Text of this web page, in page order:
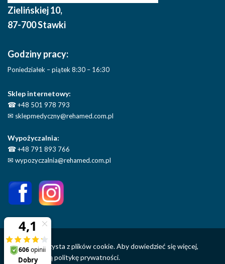
Zielińskiej 10,
87-700 Stawki
Godziny pracy:
Poniedziałek – piątek 8:30 – 16:30
Sklep internetowy:
☎+48 501 978 793
✉ sklepmedyczny@rehamed.com.pl
Wypożyczalnia:
☎+48 791 893 766
✉ wypozyczalnia@rehamed.com.pl
Ta strona korzysta z plików cookie. Aby dowiedzieć się więcej,
sprawdź nasząpolitykę prywatności.